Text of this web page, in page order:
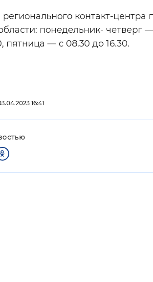
контакт-центра
понедельник- четверг
пятница — с 08.30 до 16.30.
16:41